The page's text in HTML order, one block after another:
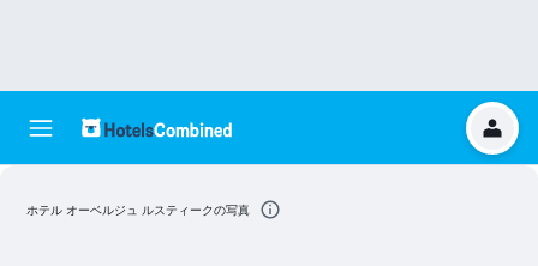
ホテル オーベルジュ ルスティークの写真